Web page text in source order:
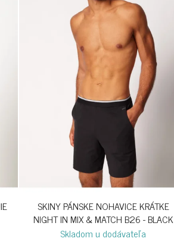
SKINY PÁNSKE NOHAVICE KRÁTKE
NIGHT IN MIX & MATCH B26 - BLACK
Skladom u dodávateľa